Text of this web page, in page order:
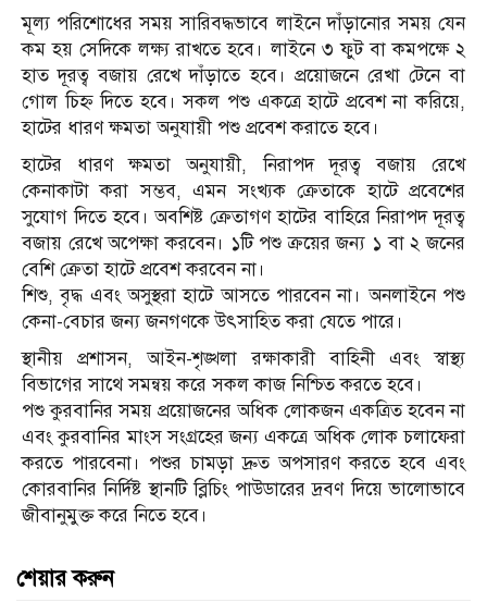
মূল্য পরিশোধের সময় সারিবদ্ধভাবে লাইনে দাঁড়ানোর সময় যেন
কম হয় সেদিকে লক্ষ্য রাখতে হবে। লাইনে ৩ ফুট বা কমপক্ষে ২
হাত দূরত্ব বজায় রেখে দাঁড়াতে হবে। প্রয়োজনে রেখা টেনে বা
গোল চিহ্ন দিতে হবে। সকল পশু একত্রে হাটে প্রবেশ না করিয়ে,
হাটের ধারণ ক্ষমতা অনুযায়ী পশু প্রবেশ করাতে হবে।
হাটের ধারণ ক্ষমতা অনুযায়ী, নিরাপদ দূরত্ব বজায় রেখে
কেনাকাটা করা সম্ভব, এমন সংখ্যক ক্রেতাকে হাটে প্রবেশের
সুযোগ দিতে হবে। অবশিষ্ট ক্রেতাগণ হাটের বাহিরে নিরাপদ দূরত্ব
বজায় রেখে অপেক্ষা করবেন। ১টি পশু ক্রয়ের জন্য ১ বা ২ জনের
বেশি ক্রেতা হাটে প্রবেশ করবেন না।
শিশু, বৃদ্ধ এবং অসুস্থরা হাটে আসতে পারবেন না। অনলাইনে পশু
কেনা-বেচার জন্য জনগণকে উৎসাহিত করা যেতে পারে।
স্থানীয় প্রশাসন, আইন-শৃঙ্খলা রক্ষাকারী বাহিনী এবং স্বাস্থ্য
বিভাগের সাথে সমন্বয় করে সকল কাজ নিশ্চিত করতে হবে।
পশু কুরবানির সময় প্রয়োজনের অধিক লোকজন একত্রিত হবেন না
এবং কুরবানির মাংস সংগ্রহের জন্য একত্রে অধিক লোক চলাফেরা
করতে পারবেনা। পশুর চামড়া দ্রুত অপসারণ করতে হবে এবং
কোরবানির নির্দিষ্ট স্থানটি ব্লিচিং পাউডারের দ্রবণ দিয়ে ভালোভাবে
জীবানুমুক্ত করে নিতে হবে।
শেয়ার করুন